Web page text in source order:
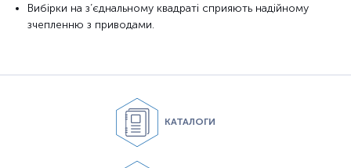
Вибірки на з’єднальному квадраті сприяють надійному
зчепленню з приводами.
КАТАЛОГИ